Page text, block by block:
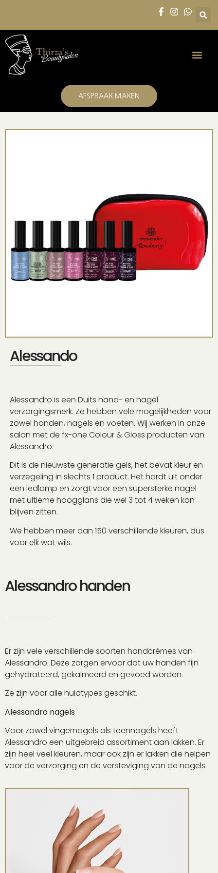
AFSPRAAK MAKEN
Alessando
Alessandro is een Duits hand- en nagel
verzorgingsmerk. Ze hebben vele mogelijkheden voor
zowel handen, nagels en voeten. Wij werken in onze
salon met de fx-one Colour & Gloss producten van
Alessandro.
Dit is de nieuwste generatie gels, het bevat kleur en
verzegeling in slechts 1 product. Het hardt uit onder
een ledlamp en zorgt voor een supersterke nagel
met ultieme hoogglans die wel 3 tot 4 weken kan
blijven zitten.
We hebben meer dan 150 verschillende kleuren, dus
voor elk wat wils.
Alessandro handen
Er zijn vele verschillende soorten handcrèmes van
Alessandro. Deze zorgen ervoor dat uw handen fijn
gehydrateerd, gekalmeerd en gevoed worden.
Ze zijn voor alle huidtypes geschikt.
Alessandro nagels
Voor zowel vingernagels als teennagels heeft
Alessandro een uitgebreid assortiment aan lakken. Er
zijn heel veel kleuren, maar ook zijn er lakken die helpen
voor de verzorging en de versteviging van de nagels.